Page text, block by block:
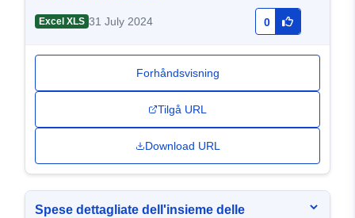
Excel XLS 31 July 2024 0
Forhåndsvisning
Tilgå URL
Download URL
Spese dettagliate dell'insieme delle